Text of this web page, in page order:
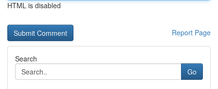
HTML is disabled
Report Page
Search
Go